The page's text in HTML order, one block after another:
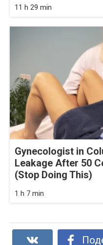
11 h 29 min
Gynecologist in
Leakage After 50
(Stop Doing This)
1 h 7 min